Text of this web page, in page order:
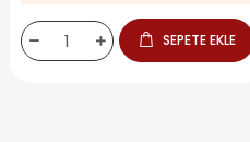
SEPETE EKLE